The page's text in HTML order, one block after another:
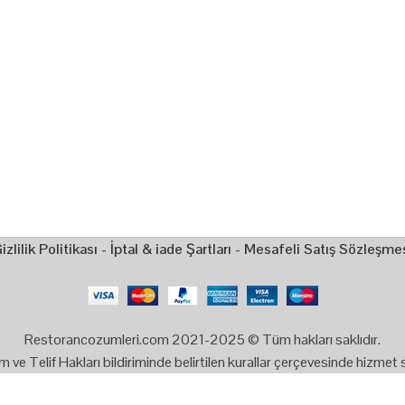
Politikası - İptal & iade Şartları - Mesafeli Satış
Restorancozumleri.com 2021-2025 © Tüm hakları saklıdır.
ve Telif Hakları bildiriminde belirtilen kurallar çerçevesinde hizmet